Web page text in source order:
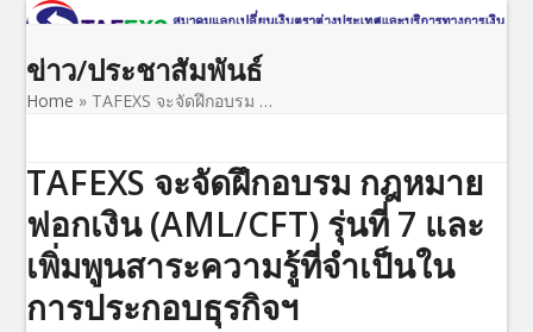
Skip
content
Open
mobile
menu
Close
mobile
menu
ข่าว/ประชาสัมพันธ์
Home » TAFEXS จะจัดฝึกอบรม …
TAFEXS จะจัดฝึกอบรม กฎหมาย
ฟอกเงิน (AML/CFT) รุ่นที่ 7 และ
เพิ่มพูนสาระความรู้ที่จำเป็นใน
การประกอบธุรกิจฯ